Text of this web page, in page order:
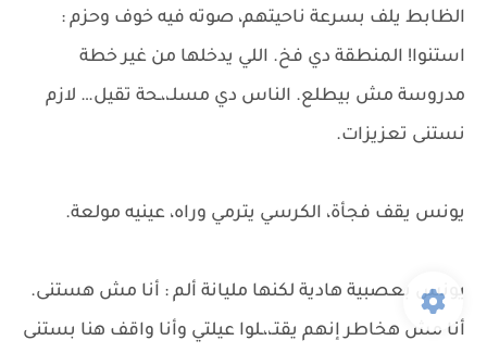
الظابط يلف بسرعة ناحيتهم، صوته فيه خوف وحزم :
استنوا! المنطقة دي فخ. اللي يدخلها من غير خطة
مدروسة مش بيطلع. الناس دي مسلـ،،ـحة تقيل… لازم
نستنى تعزيزات.
يونس يقف فجأة، الكرسي يترمي وراه، عينيه مولعة.
يونس بعصبية هادية لكنها مليانة ألم : أنا مش هستنى.
أنا مش هخاطر إنهم يقتـ،،ـلوا عيلتي وأنا واقف هنا بستنى